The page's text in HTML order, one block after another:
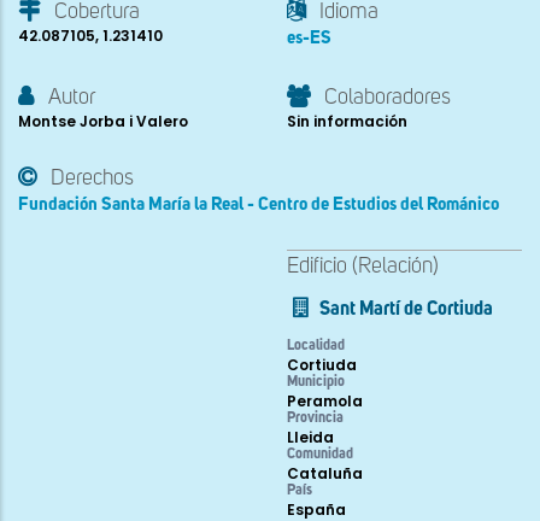
Cobertura
42.087105, 1.231410
Idioma
es-ES
Autor
Montse Jorba i Valero
Colaboradores
Sin información
Derechos
Fundación Santa María la Real - Centro de Estudios del Románico
Edificio (Relación)
Sant Martí de Cortiuda
Localidad
Cortiuda
Municipio
Peramola
Provincia
Lleida
Comunidad
Cataluña
País
España